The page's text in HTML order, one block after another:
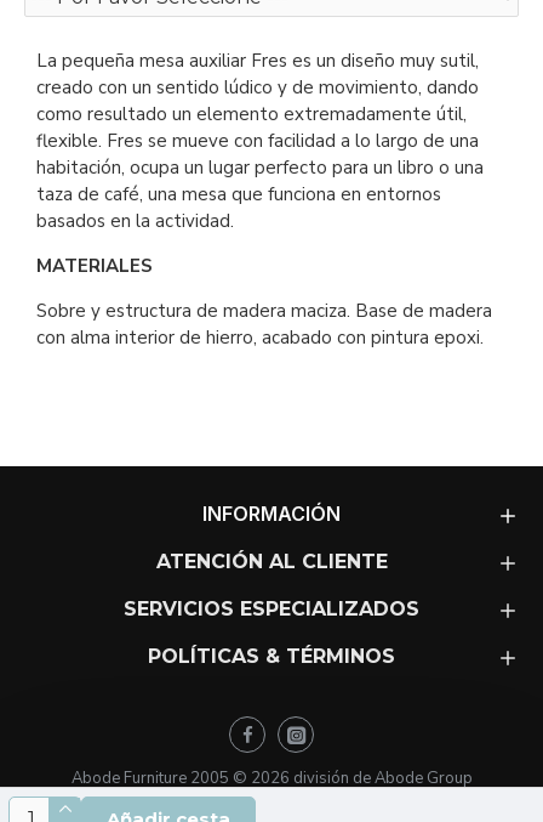
La pequeña mesa auxiliar Fres es un diseño muy sutil,
creado con un sentido lúdico y de movimiento, dando
como resultado un elemento extremadamente útil,
flexible. Fres se mueve con facilidad a lo largo de una
habitación, ocupa un lugar perfecto para un libro o una
taza de café, una mesa que funciona en entornos
basados en la actividad.
MATERIALES
Sobre y estructura de madera maciza. Base de madera
con alma interior de hierro, acabado con pintura epoxi.
INFORMACIÓN
ATENCIÓN AL CLIENTE
SERVICIOS ESPECIALIZADOS
POLÍTICAS & TÉRMINOS
Abode Furniture 2005 © 2026 división de Abode Group